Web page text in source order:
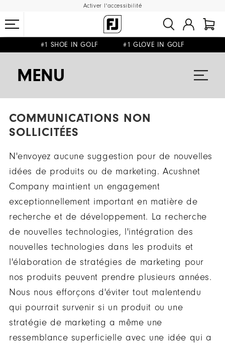
Activer l'accessibilité
#1 SHOE IN GOLF #1 GLOVE IN GOLF
MENU
COMMUNICATIONS NON
SOLLICITÉES
N'envoyez aucune suggestion pour de nouvelles
idées de produits ou de marketing. Acushnet
Company maintient un engagement
exceptionnellement important en matière de
recherche et de développement. La recherche
de nouvelles technologies, l'intégration des
nouvelles technologies dans les produits et
l'élaboration de stratégies de marketing pour
nos produits peuvent prendre plusieurs années.
Nous nous efforçons d'éviter tout malentendu
qui pourrait survenir si un produit ou une
stratégie de marketing a même une
ressemblance superficielle avec une idée qui a